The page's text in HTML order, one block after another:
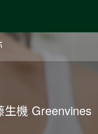
機 Greenvines